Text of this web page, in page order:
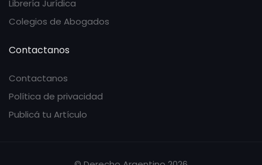
Librería Jurídica
Colegios de Abogados
Contactanos
Contactanos
Política de privacidad
Publicá tu Artículo